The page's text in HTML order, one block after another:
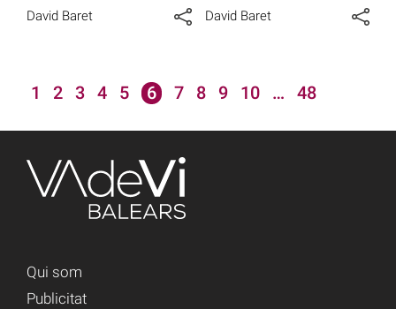
David Baret David Baret
1 2 3 4 5 6 7 8 9 10 … 48
Qui som
Publicitat